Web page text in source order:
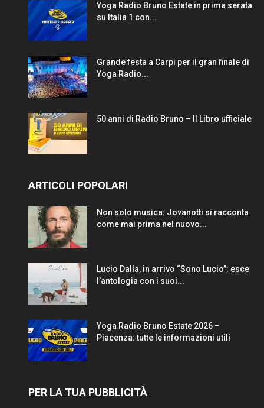
Yoga Radio Bruno Estate in prima serata
su Italia 1 con...
Grande festa a Carpi per il gran finale di
Yoga Radio...
50 anni di Radio Bruno – Il Libro ufficiale
ARTICOLI POPOLARI
Non solo musica: Jovanotti si racconta
come mai prima nel nuovo...
Lucio Dalla, in arrivo “Sono Lucio”: esce
l’antologia con i suoi...
Yoga Radio Bruno Estate 2026 –
Piacenza: tutte le informazioni utili
PER LA TUA PUBBLICITÀ